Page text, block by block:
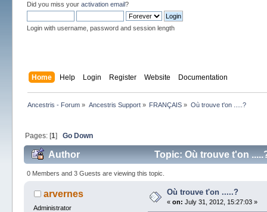
Did you miss your activation email?
Login with username, password and session length
Home Help Login Register Website Documentation
Ancestris - Forum » Ancestris Support» FRANÇAIS » Où trouve t'on .....?
Pages: [1] Go Down
Author Topic: Où trouve t'on
0 Members and 3 Guests are viewing this topic.
arvernes
Administrator
Où trouve t'on .....?
«on: July 31, 2012, 15:27:03 »